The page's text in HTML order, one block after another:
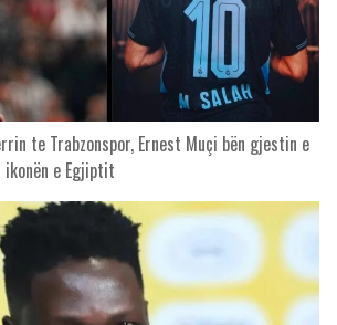
te Trabzonspor, Ernest Muçi bën gjestin e
e Egjiptit